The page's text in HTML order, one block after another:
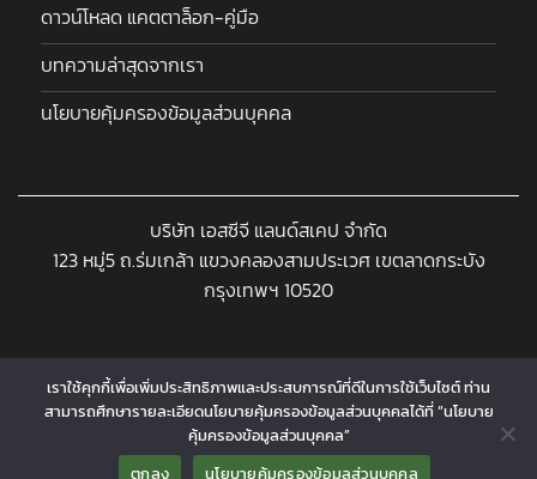
ดาวน์โหลด แคตตาล็อก-คู่มือ
บทความล่าสุดจากเรา
นโยบายคุ้มครองข้อมูลส่วนบุคคล
บริษัท เอสซีจี แลนด์สเคป จำกัด
123 หมู่5 ถ.ร่มเกล้า แขวงคลองสามประเวศ เขตลาดกระบัง
กรุงเทพฯ 10520
Copyright 2026 © www.landscapeproshop.com Designed and
Developed byCJ Soft Co., Ltd.
เราใช้คุกกี้เพื่อเพิ่มประสิทธิภาพและประสบการณ์ที่ดีในการใช้เว็บไซต์ ท่าน
สามารถศึกษารายละเอียดนโยบายคุ้มครองข้อมูลส่วนบุคคลได้ที่ “นโยบาย
คุ้มครองข้อมูลส่วนบุคคล”
ตกลง
นโยบายคุ้มครองข้อมูลส่วนบุคคล
Contact us